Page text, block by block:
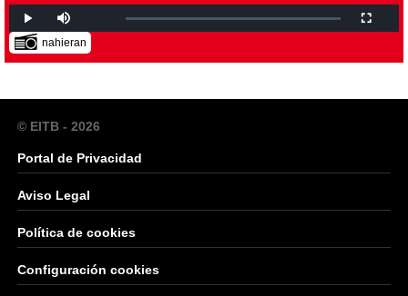
nahieran
© EITB - 2026
Portal de Privacidad
Aviso Legal
Política de cookies
Configuración cookies